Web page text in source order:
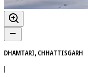
DHAMTARI, CHHATTISGARH
|